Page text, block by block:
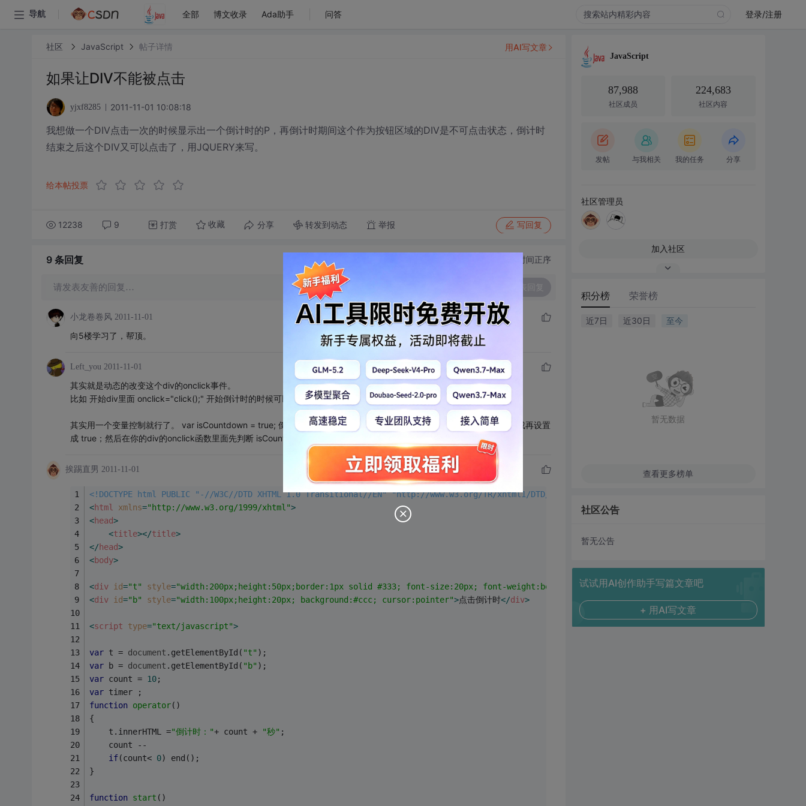
导航 全部 博文收录 Ada助手 问答 登录/注册
社区 JavaScript 帖子详情
如果让DIV不能被点击
yjxf8285 2011-11-01 10:08:18
我想做一个DIV点击一次的时候显示出一个倒计时的P，再倒计时期间这个作为按钮区域的DIV是不可点击状态，倒计时
结束之后这个DIV又可以点击了，用JQUERY来写。
给本帖投票
12238 9 打赏 收藏 分享 转发到动态 举报 写回复
用AI写文章
9 条回复 切换为时间正序
请发表友善的回复…
小龙卷卷风 2011-11-01
向5楼学习了，帮顶。
Left_you 2011-11-01
其实就是动态的改变这个div的onclick事件。
比如 开始div里面 onclick="click();" 开始倒计时的时候可以用js变成 onclick="clickA();"
其实用一个变量控制就行了。 var isCountdown = true; 倒计时函数触发的时候 把 isCountdown 设置为false； 倒计时完成再设置
成 true；然后在你的div的onclick函数里面先判断 isCountdown 的值，如果是false就不会执行任何操作。
挨踢直男 2011-11-01
<!DOCTYPE html PUBLIC "-//W3C//DTD XHTML 1.0 Transitional//EN" "http://www.w3.org/TR/xhtml1/DTD/xhtml1-transitional.dtd">
<html xmlns="http://www.w3.org/1999/xhtml">
<head>
<title></title>
</head>
<body>
<div id="t" style="width:200px;height:50px;border:1px solid #333; font-size:20px; font-weight:bold; text-align:center"></div>
<div id="b" style="width:100px;height:20px; background:#ccc; cursor:pointer">点击倒计时</div>
<script type="text/javascript">
var t = document .getElementById( "t" );
var b = document .getElementById( "b" );
var count = 10;
var timer ;
function operator( )
{
    t.innerHTML =
"倒计时："+ count + "秒" ;
    count --
if(count< 0) end();
}
function start ( )
JavaScript
87,988
社区成员
224,683
社区内容
发帖 与我相关 我的任务 分享
社区管理员
加入社区
积分榜 荣誉榜
近7日 近30日 至今
暂无数据
查看更多榜单
社区公告
暂无公告
试试用AI创作助手写篇文章吧
+ 用AI写文章